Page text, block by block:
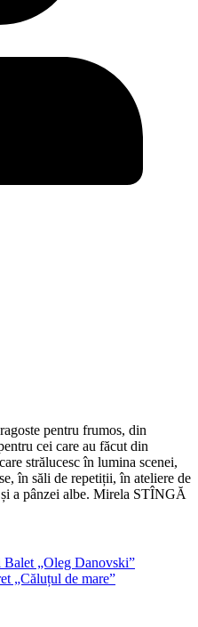
pentru frumos, din
cei care au făcut din
strălucesc în lumina scenei,
în săli de repetiții, în ateliere de
a pânzei albe. Mirela STÎNGĂ
Balet „Oleg Danovski”
„Căluțul de mare”